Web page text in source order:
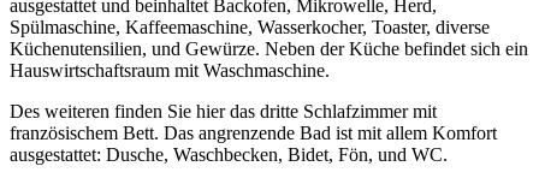
ausgestattet und beinhaltet Backofen, Mikrowelle, Herd,
Spülmaschine, Kaffeemaschine, Wasserkocher, Toaster, diverse
Küchenutensilien, und Gewürze. Neben der Küche befindet sich ein
Hauswirtschaftsraum mit Waschmaschine.
Des weiteren finden Sie hier das dritte Schlafzimmer mit
französischem Bett. Das angrenzende Bad ist mit allem Komfort
ausgestattet: Dusche, Waschbecken, Bidet, Fön, und WC.